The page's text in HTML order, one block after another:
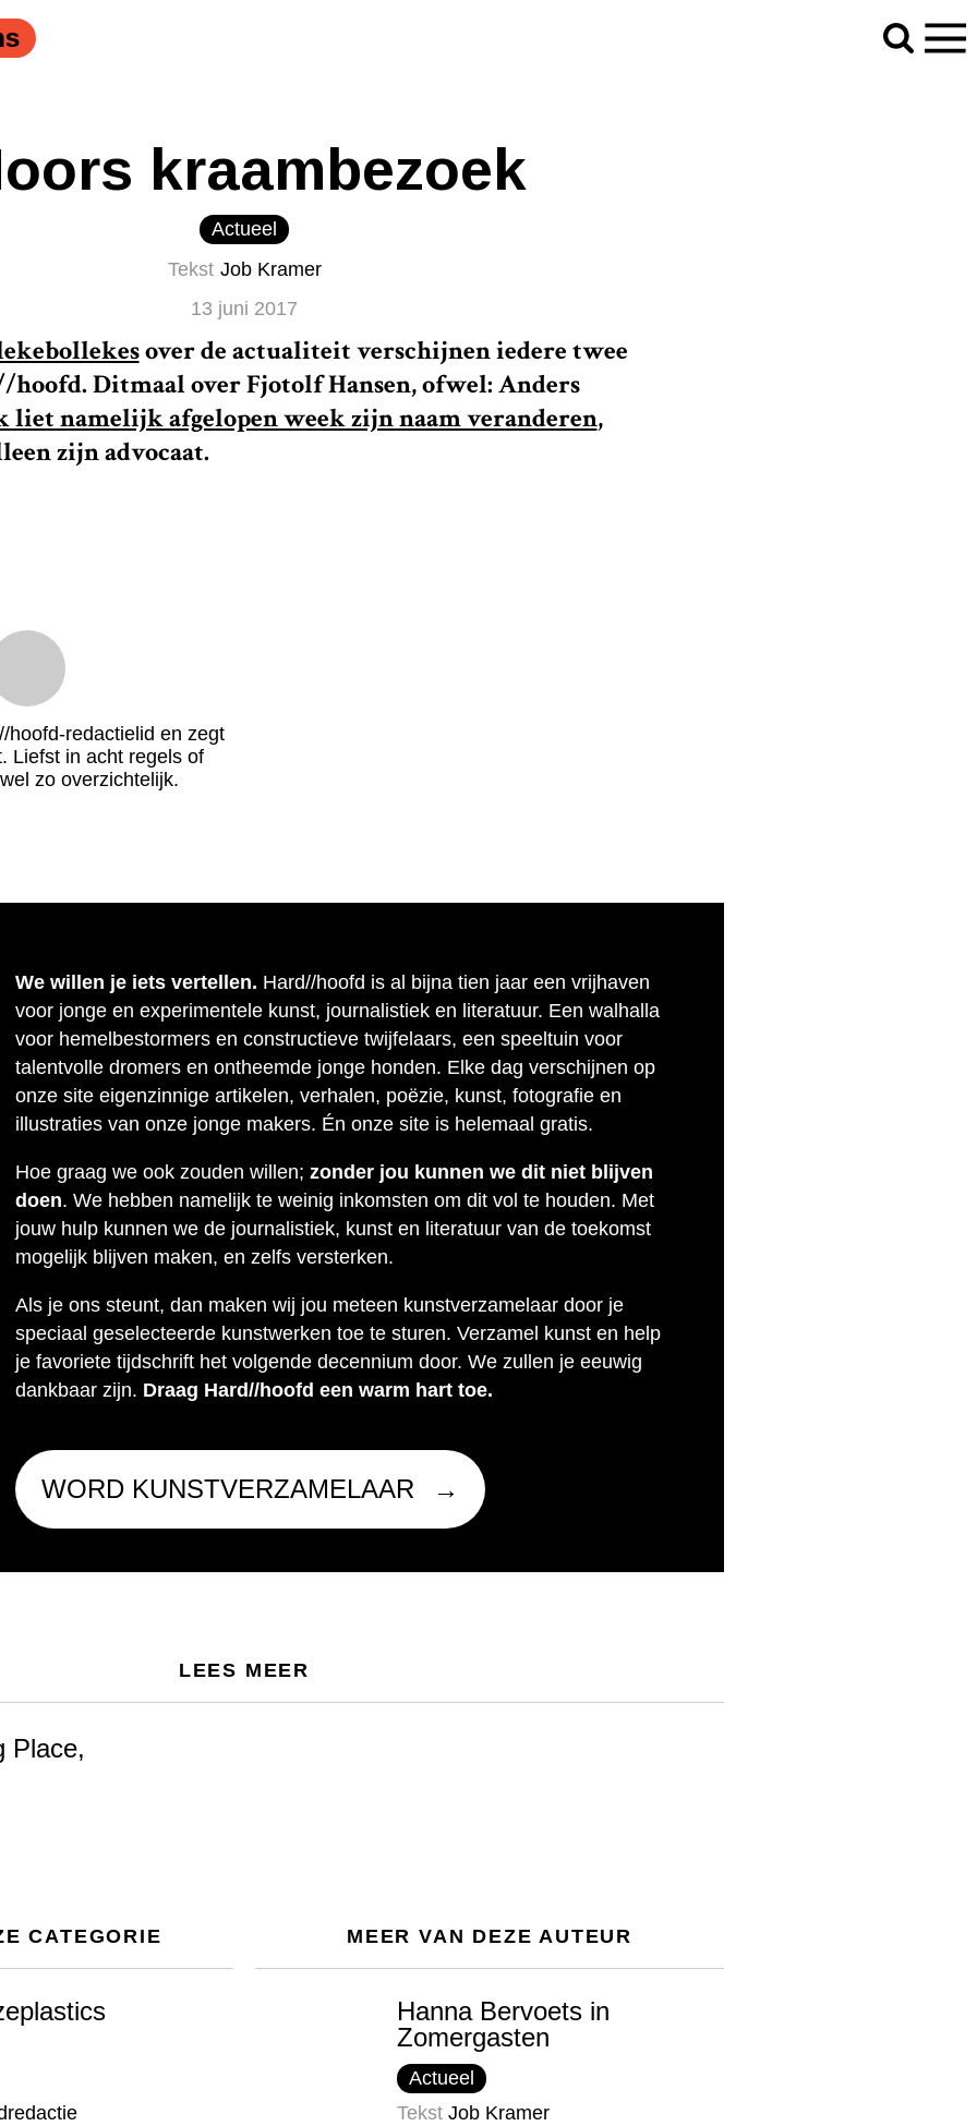
kraambezoek
Actueel
Tekst Job Kramer
13 juni 2017
over de actualiteit verschijnen iedere twee
Ditmaal over Fjotolf Hansen, ofwel: Anders
namelijk afgelopen week zijn naam veranderen,
zijn advocaat.
hoofd-redactielid en zegt
Liefst in acht regels of
zo overzichtelijk.
We willen je iets vertellen. Hard//hoofd is al bijna tien jaar een vrijhaven
voor jonge en experimentele kunst, journalistiek en literatuur. Een walhalla
voor hemelbestormers en constructieve twijfelaars, een speeltuin voor
talentvolle dromers en ontheemde jonge honden. Elke dag verschijnen op
onze site eigenzinnige artikelen, verhalen, poëzie, kunst, fotografie en
illustraties van onze jonge makers. Én onze site is helemaal gratis.
Hoe graag we ook zouden willen; zonder jou kunnen we dit niet blijven
doen. We hebben namelijk te weinig inkomsten om dit vol te houden. Met
jouw hulp kunnen we de journalistiek, kunst en literatuur van de toekomst
mogelijk blijven maken, en zelfs versterken.
Als je ons steunt, dan maken wij jou meteen kunstverzamelaar door je
speciaal geselecteerde kunstwerken toe te sturen. Verzamel kunst en help
je favoriete tijdschrift het volgende decennium door. We zullen je eeuwig
dankbaar zijn. Draag Hard//hoofd een warm hart toe.
WORD KUNSTVERZAMELAAR
LEES MEER
Place,
CATEGORIE MEER VAN DEZE AUTEUR
Hanna Bervoets in
Zomergasten
Actueel
TekstJob Kramer